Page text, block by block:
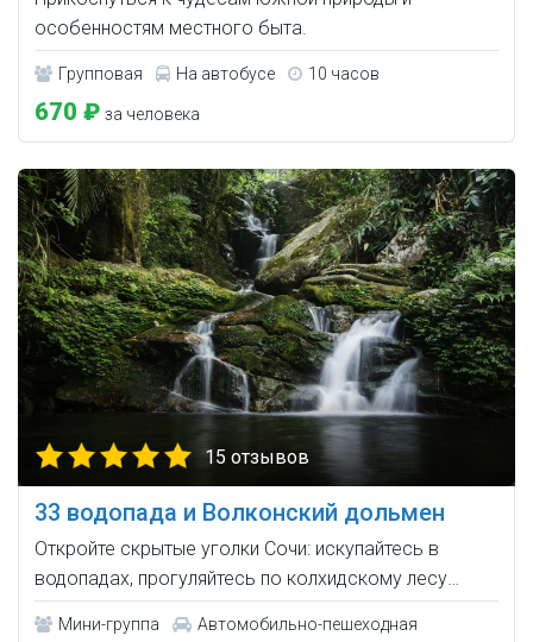
особенностям местного быта.
Групповая На автобусе 10 часов
670 ₽ за человека
15 отзывов
33 водопада и Волконский дольмен
Откройте скрытые уголки Сочи: искупайтесь в
водопадах, прогуляйтесь по колхидскому лесу…
Мини-группа
Автомобильно-пешеходная